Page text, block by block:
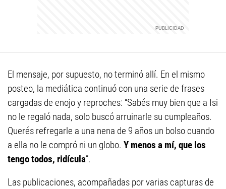
El mensaje, por supuesto, no terminó allí. En el mismo
posteo, la mediática continuó con una serie de frases
cargadas de enojo y reproches: “Sabés muy bien que a Isi
no le regaló nada, solo buscó arruinarle su cumpleaños.
Querés refregarle a una nena de 9 años un bolso cuando
a ella no le compró ni un globo. Y menos a mí, que los
tengo todos, ridícula”.
Las publicaciones, acompañadas por varias capturas de